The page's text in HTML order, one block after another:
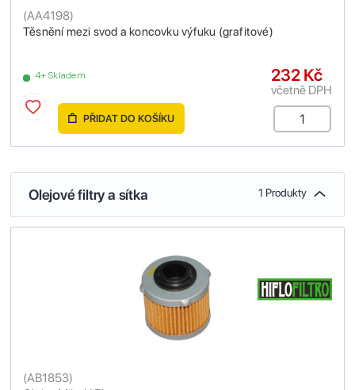
Těsnění mezi svod a koncovku výfuku (grafitové)
(AA4198)
4+ Skladem 232 Kč
včetně DPH
PŘIDAT DO KOŠÍKU
Olejové filtry a sítka 1 Produkty
(AB1853)